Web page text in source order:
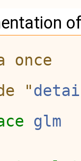
once
"
glm